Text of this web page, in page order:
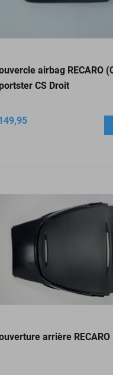
airbag RECARO
CS Droit
arrière RECARO